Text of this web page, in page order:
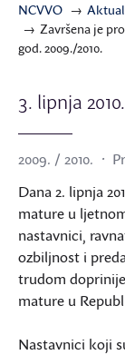
NCVVO
Završena je
god. 2009./2010.
3. lipnja 2010.
2009. / 2010.
Dana 2. lipnja
mature u
nastavnici,
ozbiljnost i
trudom
mature u
Nastavnici koji